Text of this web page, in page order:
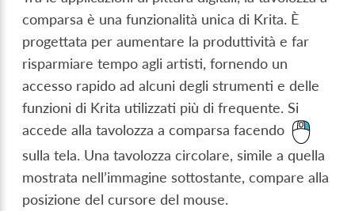
comparsa è una funzionalità unica di Krita. È
progettata per aumentare la produttività e far
risparmiare tempo agli artisti, fornendo un
accesso rapido ad alcuni degli strumenti e delle
funzioni di Krita utilizzati più di frequente. Si
accede alla tavolozza a comparsa facendo
sulla tela. Una tavolozza circolare, simile a quella
mostrata nell’immagine sottostante, compare alla
posizione del cursore del mouse.